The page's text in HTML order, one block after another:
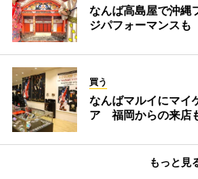
なんば高島屋で沖
ジパフォーマンスも
買う
なんばマルイにマイ
ア 福岡からの来店
もっと見